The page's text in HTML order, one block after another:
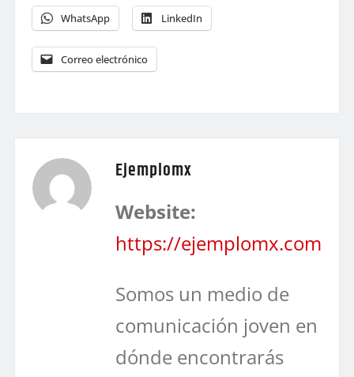
WhatsApp LinkedIn
Correo electrónico
Ejemplomx
Website:
https://ejemplomx.com
Somos un medio de
comunicación joven en
dónde encontrarás